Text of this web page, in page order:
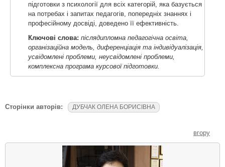
підготовки з психології для всіх категорій, яка базується
на потребах і запитах педагогів, попередніх знаннях і
професійному досвіді, доведено її ефективність.
Ключові слова: післядипломна педагогічна освіта,
організаційна модель, диференціація та індивідуалізація,
усвідомлені проблеми, неусвідомлені проблеми,
комплексна програма курсової підготовки.
Сторінки авторів: ДУБЧАК ОЛЕНА БОРИСІВНА
вгору